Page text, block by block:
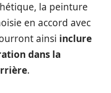
la peinture
en accord avec
ainsi inclure
dans la
.